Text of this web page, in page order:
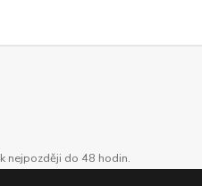
nejpozději do 48 hodin.